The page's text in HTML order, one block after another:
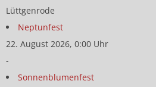
Lüttgenrode
Neptunfest
22. August 2026, 0:00 Uhr
-
Sonnenblumenfest